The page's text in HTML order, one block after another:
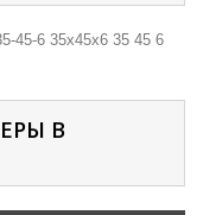
45-6 35х45х6 35 45 6
В